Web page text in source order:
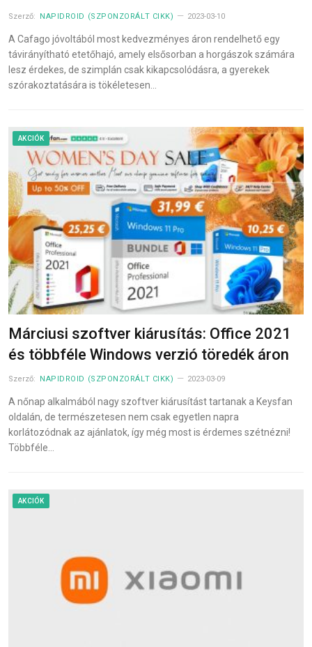
Szerző: NAPIDROID (SZPONZORÁLT CIKK) 2023-03-10
A Cafago jóvoltából most kedvezményes áron rendelhető egy
távirányítható etetőhajó, amely elsősorban a horgászok számára
lesz érdekes, de szimplán csak kikapcsolódásra, a gyerekek
szórakoztatására is tökéletesen…
AKCIÓK
Márciusi szoftver kiárusítás: Office 2021
és többféle Windows verzió töredék áron
Szerző: NAPIDROID (SZPONZORÁLT CIKK) 2023-03-09
A nőnap alkalmából nagy szoftver kiárusítást tartanak a Keysfan
oldalán, de természetesen nem csak egyetlen napra
korlátozódnak az ajánlatok, így még most is érdemes szétnézni!
Többféle…
AKCIÓK